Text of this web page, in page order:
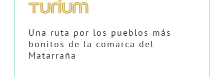
Una ruta por los pueblos más
bonitos de la comarca del
Matarraña